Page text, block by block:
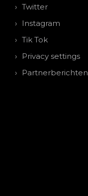
Twitter
Instagram
Tik Tok
Privacy settings
Partnerberichten